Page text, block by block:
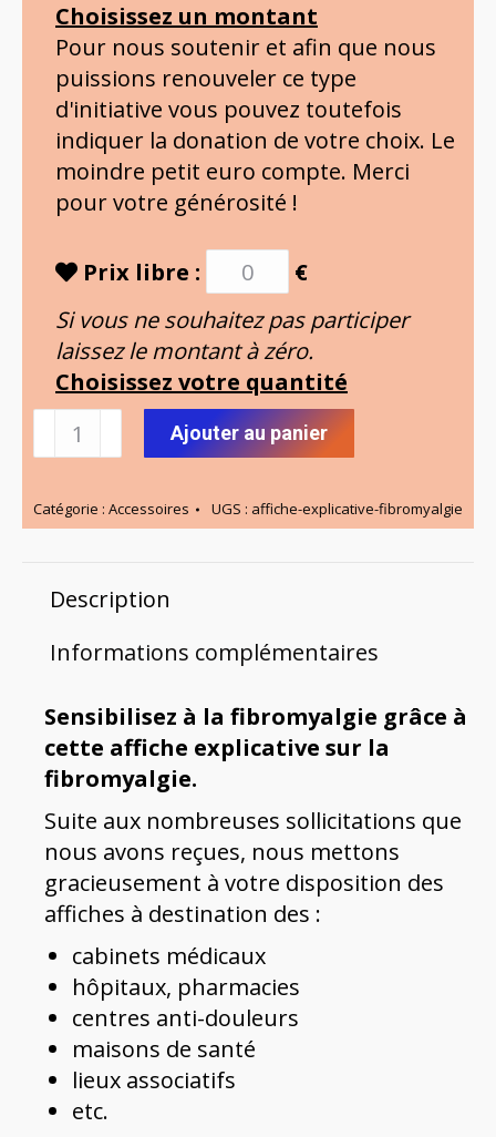
Choisissez un montant
Pour nous soutenir et afin que nous
puissions renouveler ce type
d'initiative vous pouvez toutefois
indiquer la donation de votre choix. Le
moindre petit euro compte. Merci
pour votre générosité !
Prix libre :
€
Si vous ne souhaitez pas participer
laissez le montant à zéro.
Choisissez votre quantité
quantité
de
explicative
fibromyalgie
Ajouter au panier
Catégorie : Accessoires UGS : affiche-explicative-fibromyalgie
Description
Informations complémentaires
Sensibilisez à la fibromyalgie grâce à
cette affiche explicative sur la
fibromyalgie.
Suite aux nombreuses sollicitations que
nous avons reçues, nous mettons
gracieusement à votre disposition des
affiches à destination des :
cabinets médicaux
hôpitaux, pharmacies
centres anti-douleurs
maisons de santé
lieux associatifs
etc.